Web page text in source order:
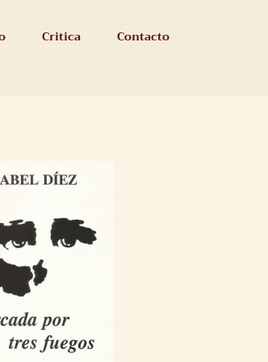
Critica Contacto